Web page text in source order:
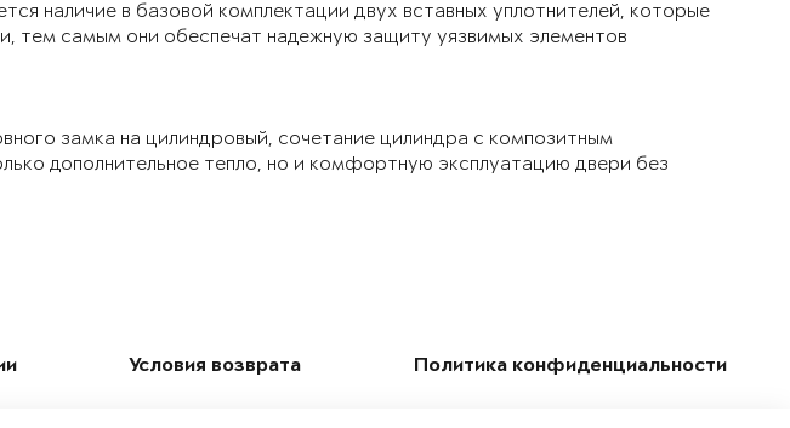
наличие в базовой комплектации двух вставных уплотнителей, которые
тем самым они обеспечат надежную защиту уязвимых элементов
замка на цилиндровый, сочетание цилиндра с композитным
дополнительное тепло, но и комфортную эксплуатацию двери без
Условия возврата Политика конфиденциальности